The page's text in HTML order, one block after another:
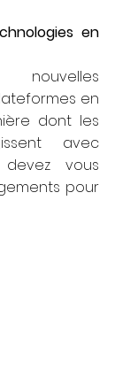
en
nouvelles
en
dont les
avec
vous
pour